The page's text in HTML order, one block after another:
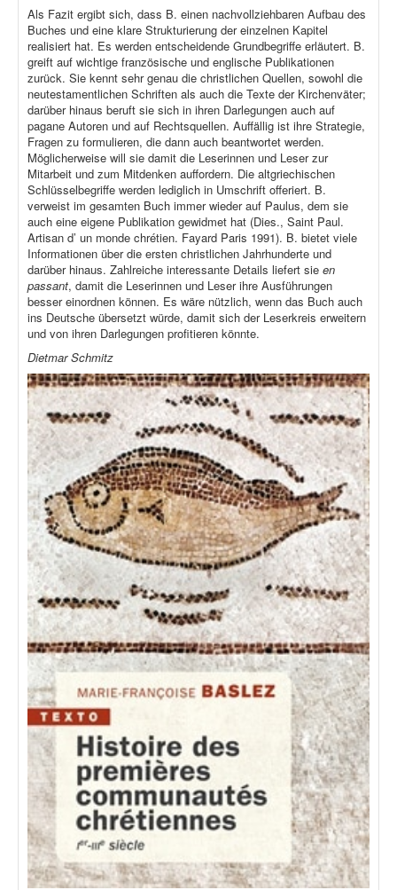
Als Fazit ergibt sich, dass B. einen nachvollziehbaren Aufbau des
Buches und eine klare Strukturierung der einzelnen Kapitel
realisiert hat. Es werden entscheidende Grundbegriffe erläutert. B.
greift auf wichtige französische und englische Publikationen
zurück. Sie kennt sehr genau die christlichen Quellen, sowohl die
neutestamentlichen Schriften als auch die Texte der Kirchenväter;
darüber hinaus beruft sie sich in ihren Darlegungen auch auf
pagane Autoren und auf Rechtsquellen. Auffällig ist ihre Strategie,
Fragen zu formulieren, die dann auch beantwortet werden.
Möglicherweise will sie damit die Leserinnen und Leser zur
Mitarbeit und zum Mitdenken auffordern. Die altgriechischen
Schlüsselbegriffe werden lediglich in Umschrift offeriert. B.
verweist im gesamten Buch immer wieder auf Paulus, dem sie
auch eine eigene Publikation gewidmet hat (Dies., Saint Paul.
Artisan d’ un monde chrétien. Fayard Paris 1991). B. bietet viele
Informationen über die ersten christlichen Jahrhunderte und
darüber hinaus. Zahlreiche interessante Details liefert sie en
passant, damit die Leserinnen und Leser ihre Ausführungen
besser einordnen können. Es wäre nützlich, wenn das Buch auch
ins Deutsche übersetzt würde, damit sich der Leserkreis erweitern
und von ihren Darlegungen profitieren könnte.
Dietmar Schmitz